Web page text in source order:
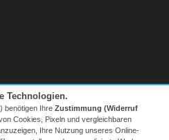
Technologien.
benötigen Ihre Zustimmung (Widerruf
Cookies, Pixeln und vergleichbaren
Ihre Nutzung unseres Online-